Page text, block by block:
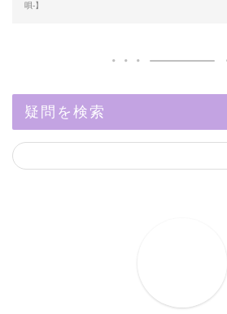
唄-】
疑問を検索